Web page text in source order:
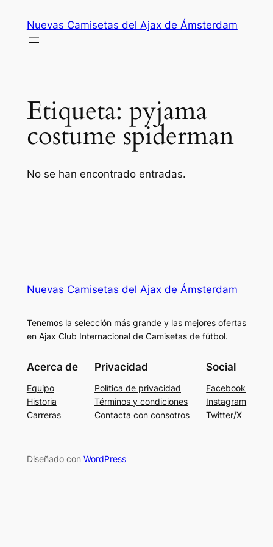
contenido
Nuevas Camisetas del Ajax de Ámsterdam
Etiqueta: pyjama
costume spiderman
No se han encontrado entradas.
Nuevas Camisetas del Ajax de Ámsterdam
Tenemos la selección más grande y las mejores ofertas
en Ajax Club Internacional de Camisetas de fútbol.
Acerca de
Equipo
Historia
Carreras
Privacidad
Política de privacidad
Términos y condiciones
Contacta con consotros
Social
Facebook
Instagram
Twitter/X
Diseñado con WordPress